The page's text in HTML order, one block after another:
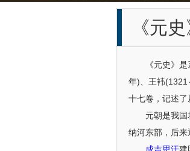
《元
《元史》是
年)、王袆(1321
十七卷，记述了
元朝是我国境
纳河东部，后来